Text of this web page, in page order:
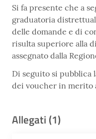
Si fa presente che a
graduatoria
delle domande e di
risulta superiore alla
assegnato dalla
Di seguito si pubblica
dei voucher in merito
Allegati (1)